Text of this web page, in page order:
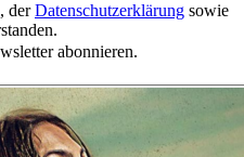
, derDatenschutzerklärung sowie
abonnieren.